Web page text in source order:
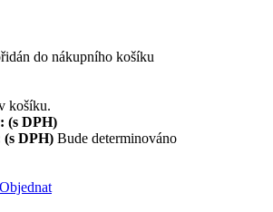
do nákupního košíku
košíku.
(s DPH)
(s DPH) Bude determinováno
Objednat